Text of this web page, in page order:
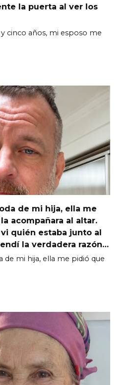
la puerta al ver los
cinco años, mi esposo me
de mi hija, ella me
acompañara al altar.
quién estaba junto al
la verdadera razón…
de mi hija, ella me pidió que